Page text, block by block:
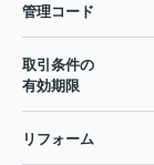
管理コード
取引条件の
有効期限
リフォーム